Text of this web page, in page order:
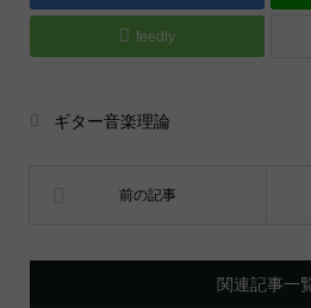
feedly
ギター音楽理論
関連記事一